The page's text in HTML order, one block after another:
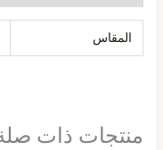
المقاس
منتجات ذات